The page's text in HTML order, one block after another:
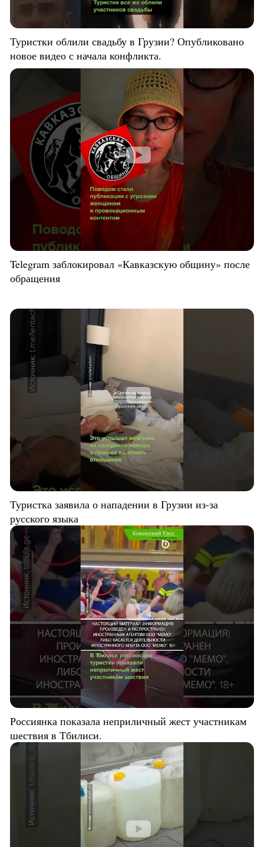
Туристки облили свадьбу в Грузии? Опубликовано
новое видео с начала конфликта.
Telegram заблокировал «Кавказскую общину» после
обращения
Туристка заявила о нападении в Грузии из-за
русского языка
Россиянка показала неприличный жест участникам
шествия в Тбилиси.